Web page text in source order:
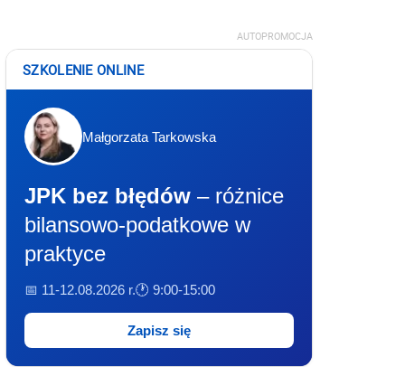
AUTOPROMOCJA
SZKOLENIE ONLINE
Małgorzata Tarkowska
JPK bez błędów – różnice
bilansowo-podatkowe w
praktyce
📅 11-12.08.2026 r.🕐 9:00-15:00
Zapisz się